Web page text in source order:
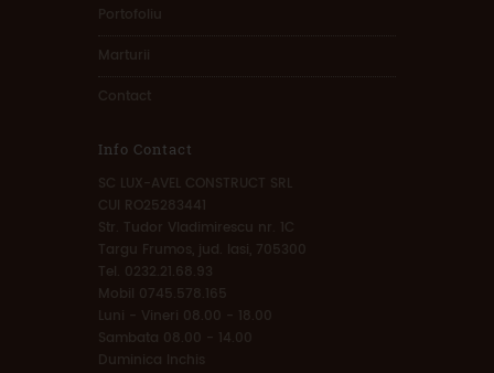
Portofoliu
Marturii
Contact
Info Contact
SC LUX-AVEL CONSTRUCT SRL
CUI RO25283441
Str. Tudor Vladimirescu nr. 1C
Targu Frumos, jud. Iasi, 705300
Tel. 0232.21.68.93
Mobil 0745.578.165
Luni - Vineri 08.00 - 18.00
Sambata 08.00 - 14.00
Duminica Inchis